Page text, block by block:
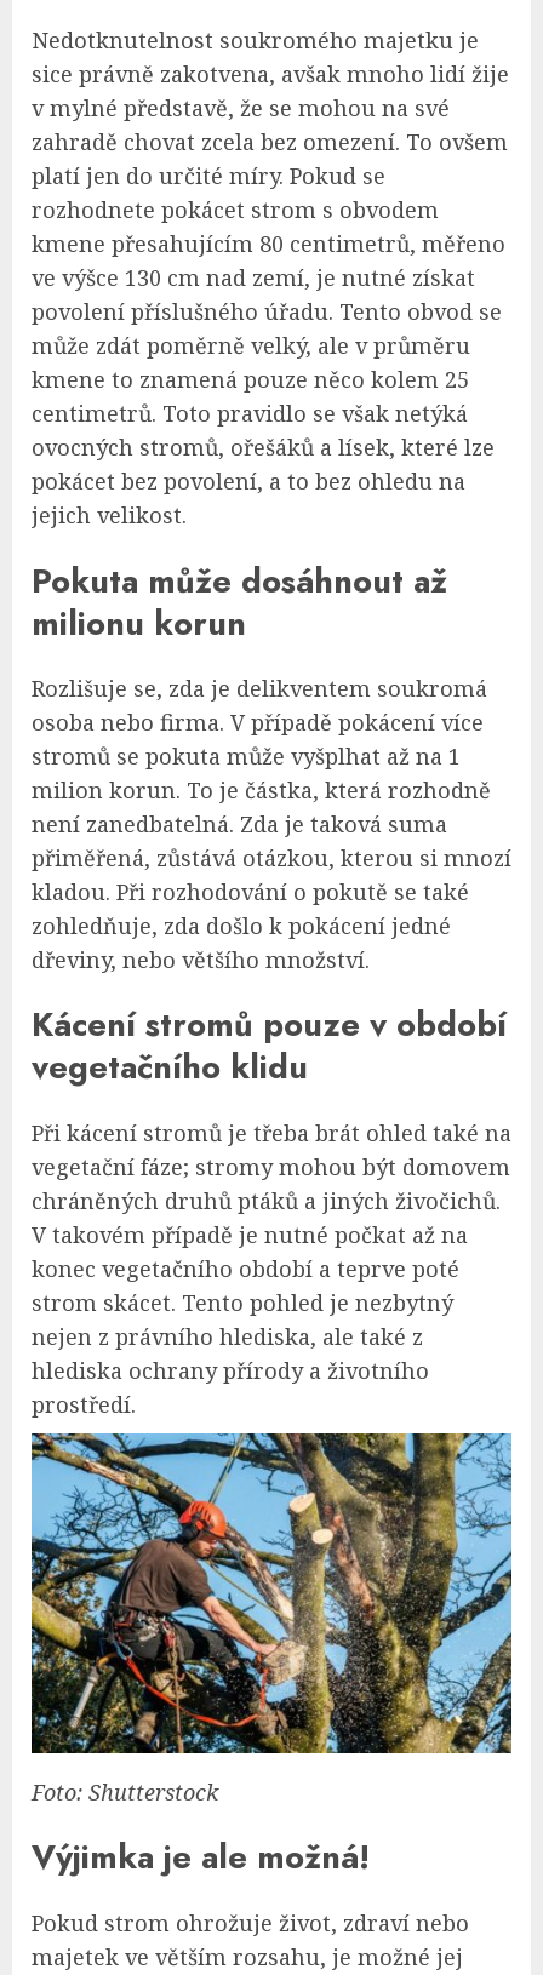
Nedotknutelnost soukromého majetku je
sice právně zakotvena, avšak mnoho lidí žije
v mylné představě, že se mohou na své
zahradě chovat zcela bez omezení. To ovšem
platí jen do určité míry. Pokud se
rozhodnete pokácet strom s obvodem
kmene přesahujícím 80 centimetrů, měřeno
ve výšce 130 cm nad zemí, je nutné získat
povolení příslušného úřadu. Tento obvod se
může zdát poměrně velký, ale v průměru
kmene to znamená pouze něco kolem 25
centimetrů. Toto pravidlo se však netýká
ovocných stromů, ořešáků a lísek, které lze
pokácet bez povolení, a to bez ohledu na
jejich velikost.
Pokuta může dosáhnout až
milionu korun
Rozlišuje se, zda je delikventem soukromá
osoba nebo firma. V případě pokácení více
stromů se pokuta může vyšplhat až na 1
milion korun. To je částka, která rozhodně
není zanedbatelná. Zda je taková suma
přiměřená, zůstává otázkou, kterou si mnozí
kladou. Při rozhodování o pokutě se také
zohledňuje, zda došlo k pokácení jedné
dřeviny, nebo většího množství.
Kácení stromů pouze v období
vegetačního klidu
Při kácení stromů je třeba brát ohled také na
vegetační fáze; stromy mohou být domovem
chráněných druhů ptáků a jiných živočichů.
V takovém případě je nutné počkat až na
konec vegetačního období a teprve poté
strom skácet. Tento pohled je nezbytný
nejen z právního hlediska, ale také z
hlediska ochrany přírody a životního
prostředí.
Foto: Shutterstock
Výjimka je ale možná!
Pokud strom ohrožuje život, zdraví nebo
majetek ve větším rozsahu, je možné jej